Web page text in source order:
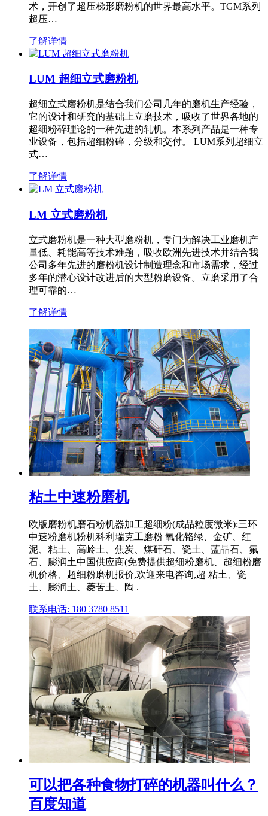
术，开创了超压梯形磨粉机的世界最高水平。TGM系列
超压…
了解详情
LUM 超细立式磨粉机
超细立式磨粉机是结合我们公司几年的磨机生产经验，
它的设计和研究的基础上立磨技术，吸收了世界各地的
超细粉碎理论的一种先进的轧机。本系列产品是一种专
业设备，包括超细粉碎，分级和交付。 LUM系列超细立
式…
了解详情
LM 立式磨粉机
立式磨粉机是一种大型磨粉机，专门为解决工业磨机产
量低、耗能高等技术难题，吸收欧洲先进技术并结合我
公司多年先进的磨粉机设计制造理念和市场需求，经过
多年的潜心设计改进后的大型粉磨设备。立磨采用了合
理可靠的…
了解详情
粘土中速粉磨机
欧版磨粉机磨石粉机器加工超细粉(成品粒度微米):三环
中速粉磨机粉机科利瑞克工磨粉 氧化铬绿、金矿、红
泥、粘土、高岭土、焦炭、煤矸石、瓷土、蓝晶石、氟
石、膨润土中国供应商(免费提供超细粉磨机、超细粉磨
机价格、超细粉磨机报价,欢迎来电咨询,超 粘土、瓷
土、膨润土、菱苦土、陶 .
联系电话: 180 3780 8511
可以把各种食物打碎的机器叫什么？
百度知道